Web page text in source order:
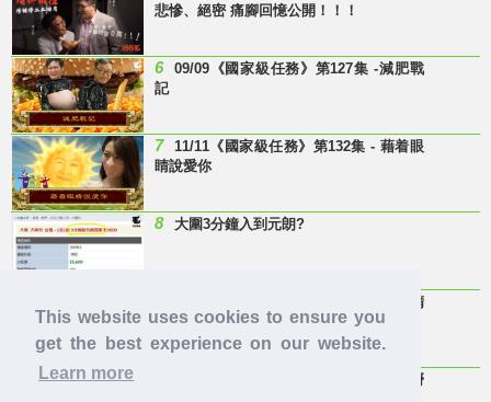
This website uses cookies to ensure you
get the best experience on our website.
Learn more
悲慘、絕密 痛腳回憶公開！！！
6
09/09《國家級任務》第127集 -減肥戰
記
7
11/11《國家級任務》第132集 - 藉着眼
睛說愛你
8 大圍3分鐘入到元朗?
Last Minute 迎接Baby雞精班！滴雞精
邊隻好？
【童年回憶】 有冇人記得呢兩隻嘢